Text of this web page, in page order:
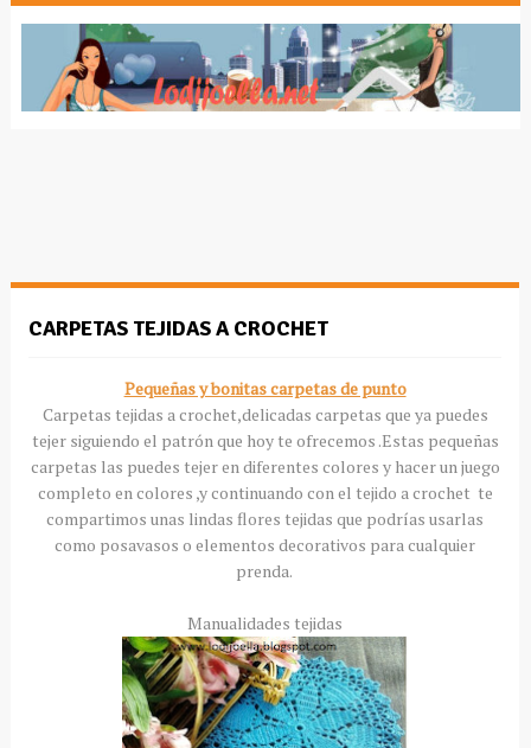
CARPETAS TEJIDAS A CROCHET
Pequeñas y bonitas carpetas de punto
Carpetas tejidas a crochet,delicadas carpetas que ya puedes
tejer siguiendo el patrón que hoy te ofrecemos .Estas pequeñas
carpetas las puedes tejer en diferentes colores y hacer un juego
completo en colores ,y continuando con el tejido a crochet te
compartimos unas lindas flores tejidas que podrías usarlas
como posavasos o elementos decorativos para cualquier
prenda.
Manualidades tejidas